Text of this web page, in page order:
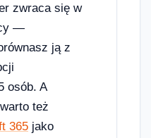
zwraca się w
—
ją z
osób. A
też
365 jako